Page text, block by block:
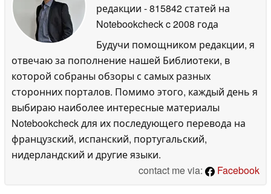
редакции - 815842 статей на
Notebookcheckc 2008 года
Будучи помощником редакции, я
отвечаю за пополнение нашей Библиотеки, в
которой собраны обзоры с самых разных
сторонних порталов. Помимо этого, каждый день я
выбираю наиболее интересные материалы
Notebookcheck для их последующего перевода на
французский, испанский, португальский,
нидерландский и другие языки.
contact me via:
Facebook